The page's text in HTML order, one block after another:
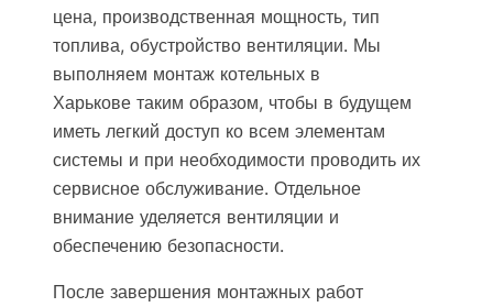
цена, производственная мощность, тип
топлива, обустройство вентиляции. Мы
выполняем монтаж котельных в
Харькове таким образом, чтобы в будущем
иметь легкий доступ ко всем элементам
системы и при необходимости проводить их
сервисное обслуживание. Отдельное
внимание уделяется вентиляции и
обеспечению безопасности.
После завершения монтажных работ